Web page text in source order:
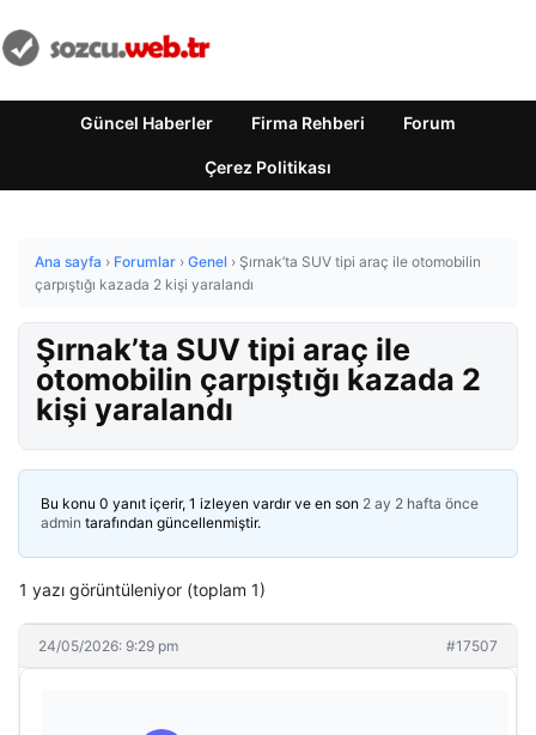
Güncel Haberler Firma Rehberi Forum
Çerez Politikası
Ana sayfa › Forumlar › Genel › Şırnak’ta SUV tipi araç ile otomobilin
çarpıştığı kazada 2 kişi yaralandı
Şırnak’ta SUV tipi araç ile
otomobilin çarpıştığı kazada 2
kişi yaralandı
Bu konu 0 yanıt içerir, 1 izleyen vardır ve en son 2 ay 2 hafta önce
admin tarafından güncellenmiştir.
1 yazı görüntüleniyor (toplam 1)
24/05/2026: 9:29 pm #17507